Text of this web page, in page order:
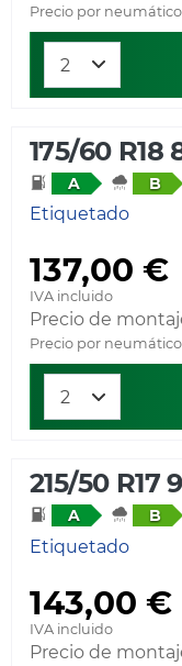
Precio por neumático
175/60 R18
A B
Etiquetado
137,00 €
IVA incluido
Precio de
Precio por neumático
215/50 R17
A B
Etiquetado
143,00 €
IVA incluido
Precio de